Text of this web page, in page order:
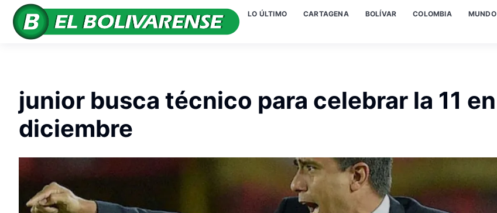
LO ÚLTIMO CARTAGENA BOLÍVAR COLOMBIA MUNDO
junior busca técnico para celebrar la 11 en
diciembre